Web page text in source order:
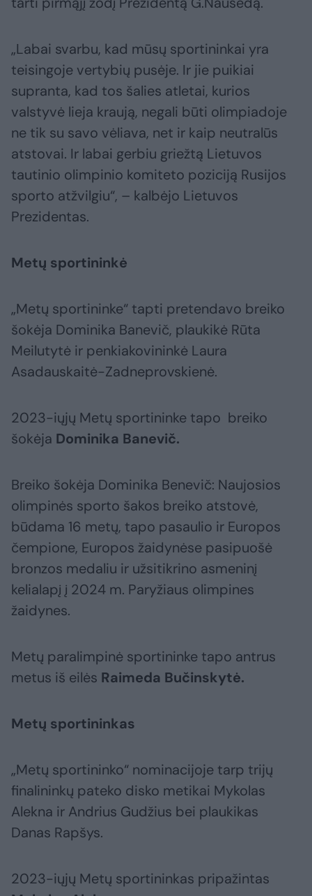
„Labai svarbu, kad mūsų sportininkai yra
teisingoje vertybių pusėje. Ir jie puikiai
supranta, kad tos šalies atletai, kurios
valstyvė lieja kraują, negali būti olimpiadoje
ne tik su savo vėliava, net ir kaip neutralūs
atstovai. Ir labai gerbiu griežtą Lietuvos
tautinio olimpinio komiteto poziciją Rusijos
sporto atžvilgiu“, – kalbėjo Lietuvos
Prezidentas.
Metų sportininkė
„Metų sportininke“ tapti pretendavo breiko
šokėja Dominika Banevič, plaukikė Rūta
Meilutytė ir penkiakovininkė Laura
Asadauskaitė-Zadneprovskienė.
2023-iųjų Metų sportininke tapo breiko
šokėja Dominika Banevič.
Breiko šokėja Dominika Benevič: Naujosios
olimpinės sporto šakos breiko atstovė,
būdama 16 metų, tapo pasaulio ir Europos
čempione, Europos žaidynėse pasipuošė
bronzos medaliu ir užsitikrino asmeninį
kelialapį į 2024 m. Paryžiaus olimpines
žaidynes.
Metų paralimpinė sportininke tapo antrus
metus iš eilės Raimeda Bučinskytė.
Metų sportininkas
„Metų sportininko“ nominacijoje tarp trijų
finalininkų pateko disko metikai Mykolas
Alekna ir Andrius Gudžius bei plaukikas
Danas Rapšys.
2023-iųjų Metų sportininkas pripažintas